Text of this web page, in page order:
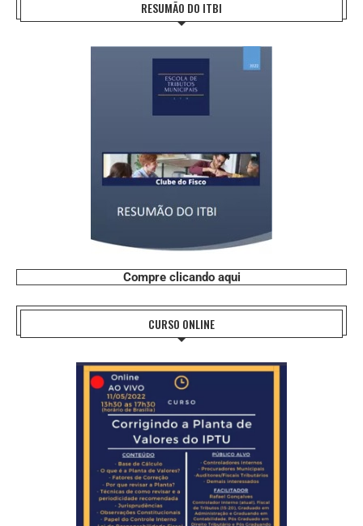
RESUMÃO DO ITBI
Compre clicando aqui
CURSO ONLINE